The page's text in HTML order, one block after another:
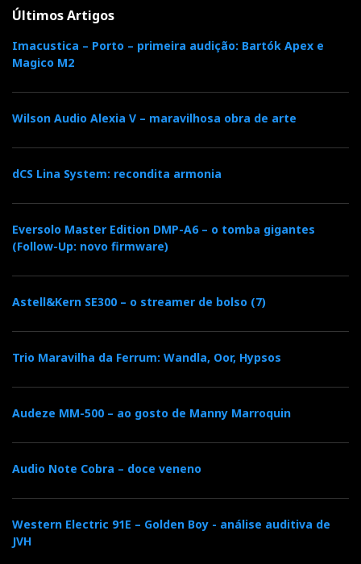
Últimos Artigos
Imacustica – Porto – primeira audição: Bartók Apex e
Magico M2
Wilson Audio Alexia V – maravilhosa obra de arte
dCS Lina System: recondita armonia
Eversolo Master Edition DMP-A6 – o tomba gigantes
(Follow-Up: novo firmware)
Astell&Kern SE300 – o streamer de bolso (7)
Trio Maravilha da Ferrum: Wandla, Oor, Hypsos
Audeze MM-500 – ao gosto de Manny Marroquin
Audio Note Cobra – doce veneno
Western Electric 91E – Golden Boy - análise auditiva de
JVH